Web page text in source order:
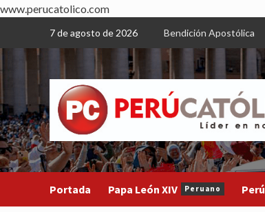
www.perucatolico.com
content
7 de agosto de 2026 Bendición Apostólica
Portada Papa León XIV Peruano Perú